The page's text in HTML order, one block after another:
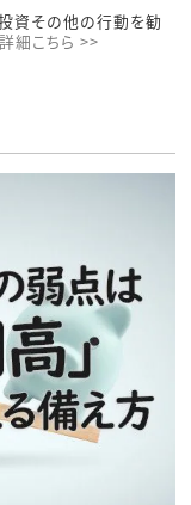
資その他の行動を勧
詳細こちら >>